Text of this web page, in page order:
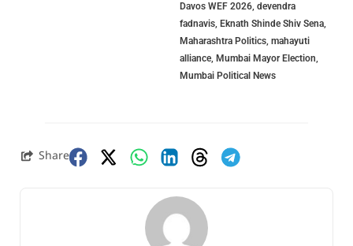
Davos WEF 2026, devendra
fadnavis, Eknath Shinde Shiv Sena,
Maharashtra Politics, mahayuti
alliance, Mumbai Mayor Election,
Mumbai Political News
Share